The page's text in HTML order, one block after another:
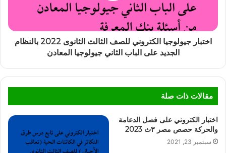
اختبار جيولوجيا الكتروني للصف الثالث الثانوى 2022 بالنظام
الجديد على الباب الثاني جيولوجيا المعادن
مقالات ذات صلة
اختبار الكتروني على فصل الدعامة
والحركة حصص مصر ٣ث 2023
سبتمبر 23, 2021